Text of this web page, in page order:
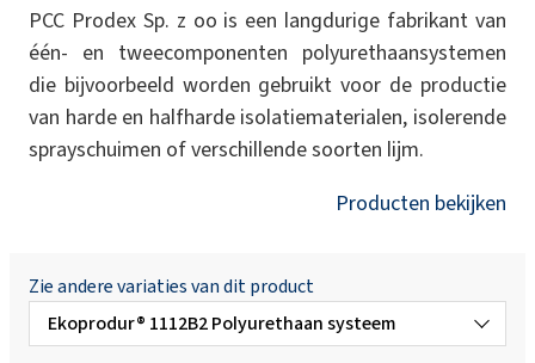
PCC Prodex Sp. z oo is een langdurige fabrikant van
één- en tweecomponenten polyurethaansystemen
die bijvoorbeeld worden gebruikt voor de productie
van harde en halfharde isolatiematerialen, isolerende
sprayschuimen of verschillende soorten lijm.
Producten bekijken
Zie andere variaties van dit product
Ekoprodur® 1112B2 Polyurethaan systeem